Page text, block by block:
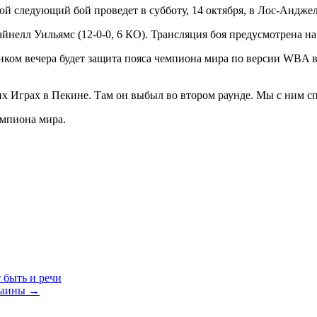
следующий бой проведет в субботу, 14 октября, в Лос-
Уильямс (12-0-0, 6 КО). Трансляция боя предусмотрена
вечера будет защита пояса чемпиона мира по версии
в Пекине. Там он выбыл во втором раунде. Мы с ним
мира.
и речи
→